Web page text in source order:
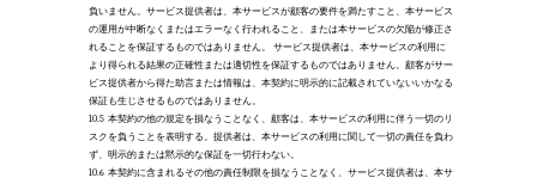
負いません。サービス提供者は、本サービスが顧客の要件を満たすこと、本サービス
の運用が中断なくまたはエラーなく行われること、または本サービスの欠陥が修正さ
れることを保証するものではありません。 サービス提供者は、本サービスの利用に
より得られる結果の正確性または適切性を保証するものではありません。顧客がサー
ビス提供者から得た助言または情報は、本契約に明示的に記載されていないいかなる
保証も生じさせるものではありません。
10.5 本契約の他の規定を損なうことなく、顧客は、本サービスの利用に伴う一切のリ
スクを負うことを表明する。提供者は、本サービスの利用に関して一切の責任を負わ
ず、明示的または黙示的な保証を一切行わない。
10.6 本契約に含まれるその他の責任制限を損なうことなく、サービス提供者は、本サ